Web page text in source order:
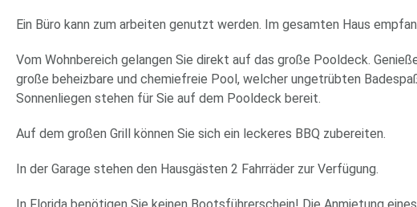
Ein Büro kann zum arbeiten genutzt werden. Im gesamten Haus
Vom Wohnbereich gelangen Sie direkt auf das große Pooldeck.
große beheizbare und chemiefreie Pool, welcher ungetrübten
Sonnenliegen stehen für Sie auf dem Pooldeck bereit.
Auf dem großen Grill können Sie sich ein leckeres BBQ zubereiten.
In der Garage stehen den Hausgästen 2 Fahrräder zur Verfügung.